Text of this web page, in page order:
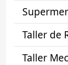
Taller de
Taller